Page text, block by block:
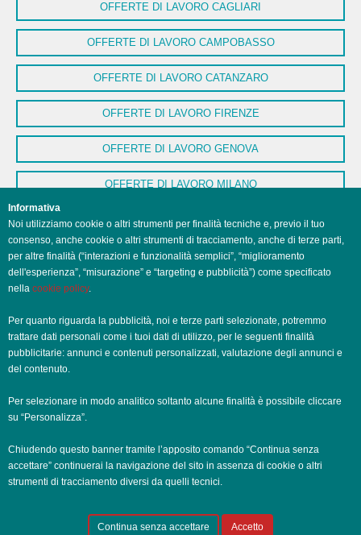
OFFERTE DI LAVORO CAGLIARI
OFFERTE DI LAVORO CAMPOBASSO
OFFERTE DI LAVORO CATANZARO
OFFERTE DI LAVORO FIRENZE
OFFERTE DI LAVORO GENOVA
OFFERTE DI LAVORO MILANO
OFFERTE DI LAVORO NAPOLI
OFFERTE DI LAVORO PALERMO
OFFERTE DI LAVORO POTENZA
OFFERTE DI LAVORO ROMA
OFFERTE DI LAVORO TRENTO
OFFERTE DI LAVORO TRIESTE
Informativa
Noi utilizziamo cookie o altri strumenti per finalità tecniche e, previo il tuo
consenso, anche cookie o altri strumenti di tracciamento, anche di terze parti,
per altre finalità (“interazioni e funzionalità semplici”, “miglioramento
dell'esperienza”, “misurazione” e “targeting e pubblicità”) come specificato
nella cookie policy.
Per quanto riguarda la pubblicità, noi e terze parti selezionate, potremmo
trattare dati personali come i tuoi dati di utilizzo, per le seguenti finalità
pubblicitarie: annunci e contenuti personalizzati, valutazione degli annunci e
del contenuto.
Per selezionare in modo analitico soltanto alcune finalità è possibile cliccare
su “Personalizza”.
Chiudendo questo banner tramite l’apposito comando “Continua senza
accettare” continuerai la navigazione del sito in assenza di cookie o altri
strumenti di tracciamento diversi da quelli tecnici.
Continua senza accettare Accetto